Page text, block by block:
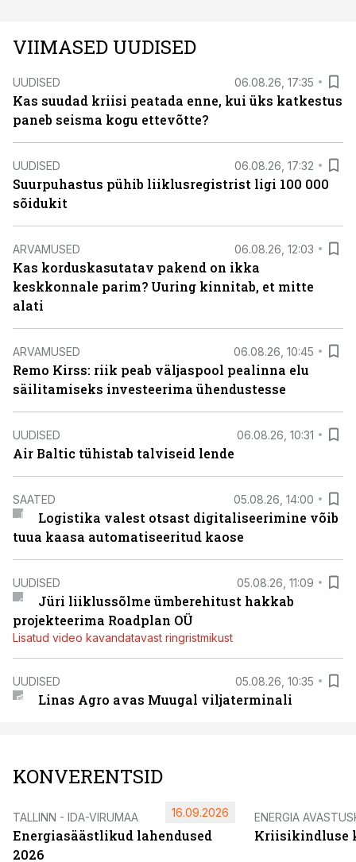
VIIMASED UUDISED
UUDISED 06.08.26, 17:35
Kas suudad kriisi peatada enne, kui üks katkestus
paneb seisma kogu ettevõtte?
UUDISED 06.08.26, 17:32
Suurpuhastus pühib liiklusregistrist ligi 100 000
sõidukit
ARVAMUSED 06.08.26, 12:03
Kas korduskasutatav pakend on ikka
keskkonnale parim? Uuring kinnitab, et mitte
alati
ARVAMUSED 06.08.26, 10:45
Remo Kirss: riik peab väljaspool pealinna elu
säilitamiseks investeerima ühendustesse
UUDISED 06.08.26, 10:31
Air Baltic tühistab talviseid lende
SAATED 05.08.26, 14:00
Logistika valest otsast digitaliseerimine võib
tuua kaasa automatiseeritud kaose
UUDISED 05.08.26, 11:09
Jüri liiklussõlme ümberehitust hakkab
projekteerima Roadplan OÜ
Lisatud video kavandatavast ringristmikust
UUDISED 05.08.26, 10:35
Linas Agro avas Muugal viljaterminali
KONVERENTSID
TALLINN - IDA-VIRUMAA
Energiasäästlikud lahendused
2026
16.09.2026 ENERGIA
Kriisikindluse